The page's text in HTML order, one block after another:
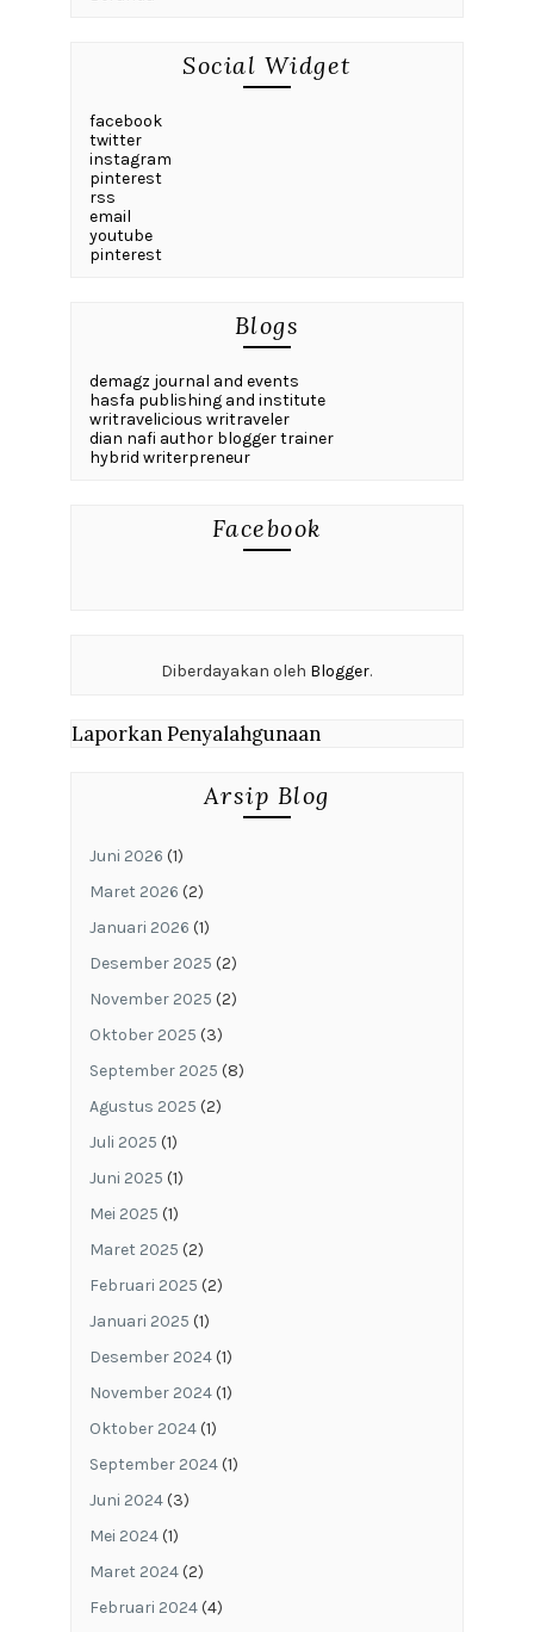
Social Widget
facebook
twitter
instagram
pinterest
rss
email
youtube
pinterest
Blogs
demagz journal and events
hasfa publishing and institute
writravelicious writraveler
dian nafi author blogger trainer
hybrid writerpreneur
Facebook
Diberdayakan oleh Blogger.
Laporkan Penyalahgunaan
Arsip Blog
Juni 2026 (1)
Maret 2026 (2)
Januari 2026 (1)
Desember 2025 (2)
November 2025 (2)
Oktober 2025 (3)
September 2025 (8)
Agustus 2025 (2)
Juli 2025 (1)
Juni 2025 (1)
Mei 2025 (1)
Maret 2025 (2)
Februari 2025 (2)
Januari 2025 (1)
Desember 2024(1)
November 2024(1)
Oktober 2024(1)
September 2024(1)
Juni 2024(3)
Mei 2024(1)
Maret 2024(2)
Februari 2024(4)